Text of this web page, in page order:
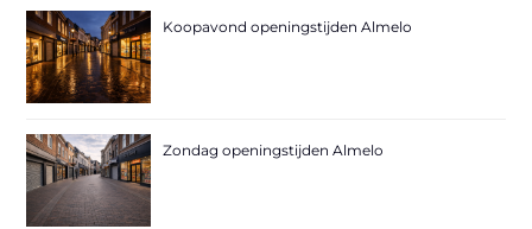
Koopavond openingstijden Almelo
Zondag openingstijden Almelo